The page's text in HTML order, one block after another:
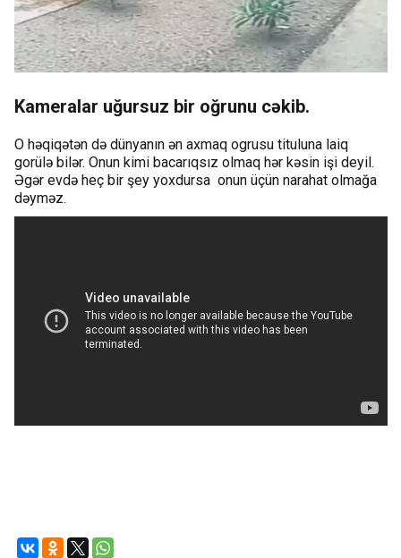
Kameralar uğursuz bir oğrunu cəkib.
O həqiqətən də dünyanın ən axmaq ogrusu tituluna laiq
gorülə bilər. Onun kimi bacarıqsız olmaq hər kəsin işi deyil.
Əgər evdə heç bir şey yoxdursa onun üçün narahat olmağa
dəyməz.